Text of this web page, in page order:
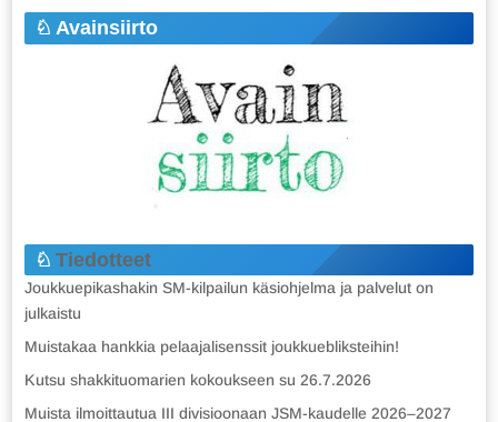
Avainsiirto
Tiedotteet
Joukkuepikashakin SM-kilpailun käsiohjelma ja palvelut on
julkaistu
Muistakaa hankkia pelaajalisenssit joukkuebliksteihin!
Kutsu shakkituomarien kokoukseen su 26.7.2026
Muista ilmoittautua III divisioonaan JSM-kaudelle 2026–2027